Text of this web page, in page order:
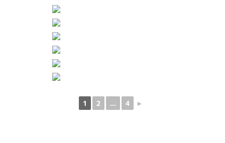
1 2 ... 4 ►